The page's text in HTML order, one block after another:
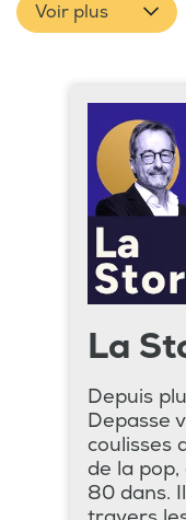
Voir plus
La
Depuis
Depasse
coulisses
de la
80 dans.